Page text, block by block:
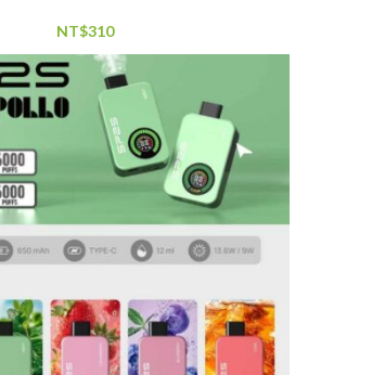
NT$310